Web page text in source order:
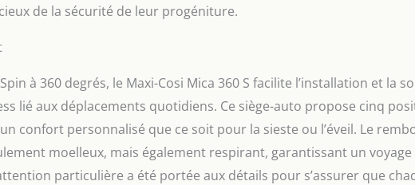
de la sécurité de leur progéniture.
à 360 degrés, le Maxi-Cosi Mica 360 S facilite l’installation et la
lié aux déplacements quotidiens. Ce siège-auto propose cinq
confort personnalisé que ce soit pour la sieste ou l’éveil. Le
moelleux, mais également respirant, garantissant un
particulière a été portée aux détails pour s’assurer que